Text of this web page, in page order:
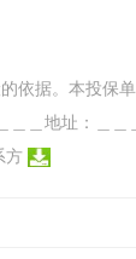
依据。本投保
＿地址：＿＿